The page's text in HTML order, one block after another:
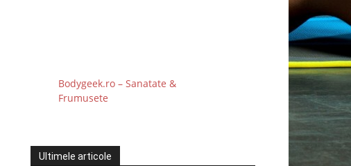
Bodygeek.ro – Sanatate &
Frumusete
Ultimele articole